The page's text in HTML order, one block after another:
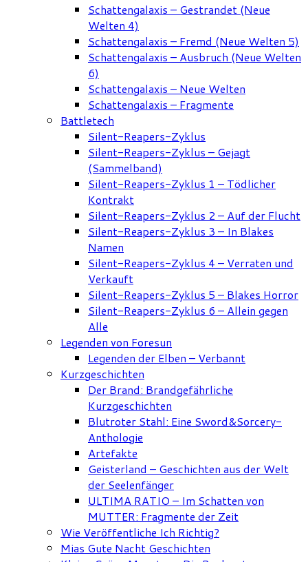
Schattengalaxis – Gestrandet (Neue
Welten 4)
Schattengalaxis – Fremd (Neue Welten 5)
Schattengalaxis – Ausbruch (Neue Welten
6)
Schattengalaxis – Neue Welten
Schattengalaxis – Fragmente
Battletech
Silent-Reapers-Zyklus
Silent-Reapers-Zyklus – Gejagt
(Sammelband)
Silent-Reapers-Zyklus 1 – Tödlicher
Kontrakt
Silent-Reapers-Zyklus 2 – Auf der Flucht
Silent-Reapers-Zyklus 3 – In Blakes
Namen
Silent-Reapers-Zyklus 4 – Verraten und
Verkauft
Silent-Reapers-Zyklus 5 – Blakes Horror
Silent-Reapers-Zyklus 6 – Allein gegen
Alle
Legenden von Foresun
Legenden der Elben – Verbannt
Kurzgeschichten
Der Brand: Brandgefährliche
Kurzgeschichten
Blutroter Stahl: Eine Sword&Sorcery-
Anthologie
Artefakte
Geisterland – Geschichten aus der Welt
der Seelenfänger
ULTIMA RATIO – Im Schatten von
MUTTER: Fragmente der Zeit
Wie Veröffentliche Ich Richtig?
Mias Gute Nacht Geschichten